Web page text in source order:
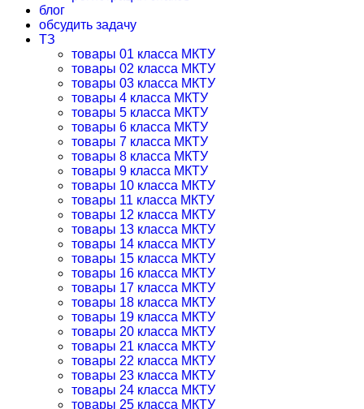
блог
обсудить задачу
ТЗ
товары 01 класса МКТУ
товары 02 класса МКТУ
товары 03 класса МКТУ
товары 4 класса МКТУ
товары 5 класса МКТУ
товары 6 класса МКТУ
товары 7 класса МКТУ
товары 8 класса МКТУ
товары 9 класса МКТУ
товары 10 класса МКТУ
товары 11 класса МКТУ
товары 12 класса МКТУ
товары 13 класса МКТУ
товары 14 класса МКТУ
товары 15 класса МКТУ
товары 16 класса МКТУ
товары 17 класса МКТУ
товары 18 класса МКТУ
товары 19 класса МКТУ
товары 20 класса МКТУ
товары 21 класса МКТУ
товары 22 класса МКТУ
товары 23 класса МКТУ
товары 24 класса МКТУ
товары 25 класса МКТУ